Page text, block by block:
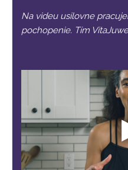
Na videu usilovne
pochopenie. Tím